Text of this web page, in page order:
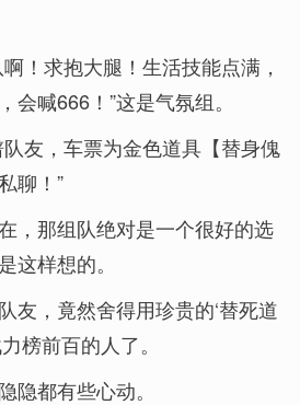
！求抱大腿！生活技能点满，
喊666！”这是气氛组。
友，车票为金色道具【替身傀
聊！”
，那组队绝对是一个很好的选
这样想的。
友，竟然舍得用珍贵的‘替死道
榜前百的人了。
隐都有些心动。